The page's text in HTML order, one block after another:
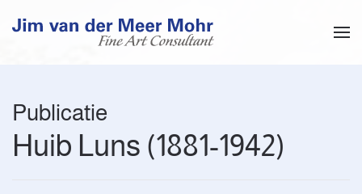
Overslaan en naar de inhoud gaan
Publicatie
Huib Luns (1881-1942)